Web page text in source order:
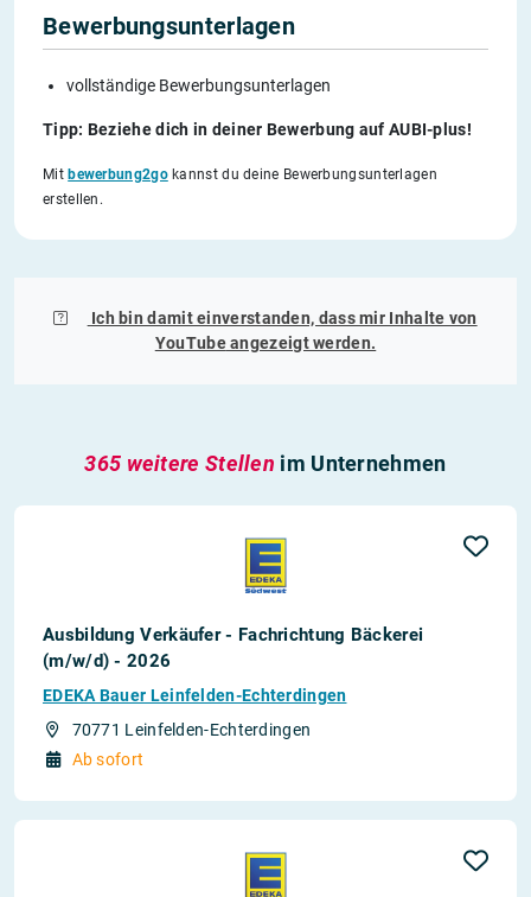
Bewerbungsunterlagen
vollständige Bewerbungsunterlagen
Tipp: Beziehe dich in deiner Bewerbung auf AUBI-plus!
Mit bewerbung2gokannst du deine Bewerbungsunterlagen
erstellen.
Ich bin damit einverstanden, dass mir Inhalte von
YouTubeangezeigt werden.
365 weitere Stellen im Unternehmen
Ausbildung Verkäufer - Fachrichtung Bäckerei
(m/w/d) - 2026
EDEKA Bauer Leinfelden-Echterdingen
70771 Leinfelden-Echterdingen
Ab sofort